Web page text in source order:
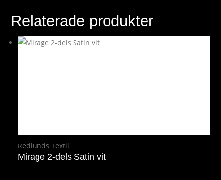
Relaterade produkter
Redlunds Textil
Mirage 2-dels Satin vit